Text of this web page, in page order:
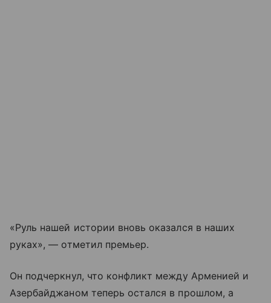
«Руль нашей истории вновь оказался в наших
руках», — отметил премьер.
Он подчеркнул, что конфликт между Арменией и
Азербайджаном теперь остался в прошлом, а